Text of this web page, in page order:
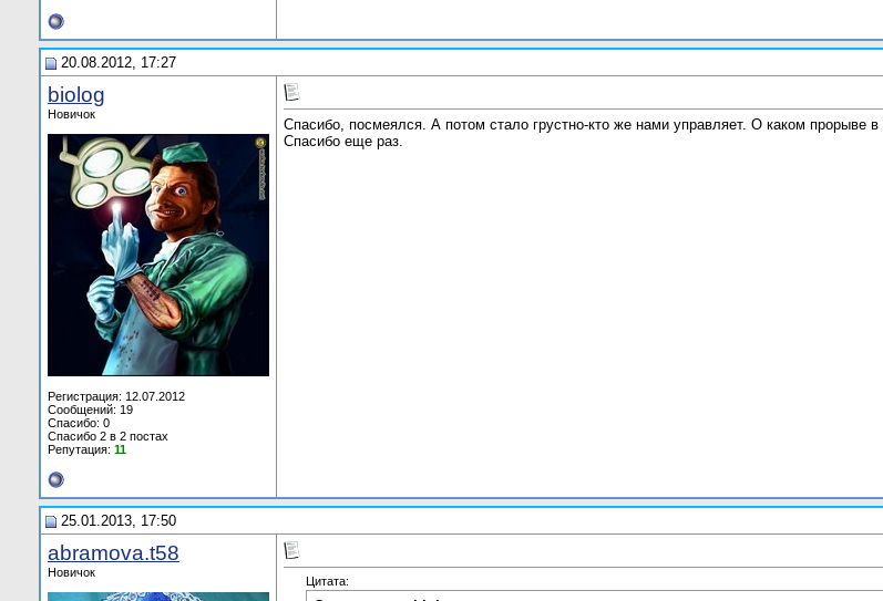
20.08.2012, 17:27
biolog
Новичок
Регистрация: 12.07.2012
Сообщений: 19
Спасибо: 0
Спасибо 2 в 2 постах
Репутация: 11
Спасибо, посмеялся. А потом стало грустно-кто же нами управляет. О каком
Спасибо еще раз.
25.01.2013, 17:50
abramova.t58
Новичок
Цитата: